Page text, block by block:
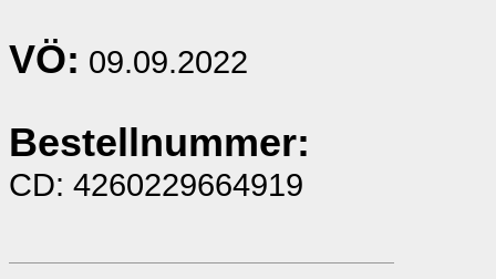
VÖ: 09.09.2022
Bestellnummer:
CD: 4260229664919